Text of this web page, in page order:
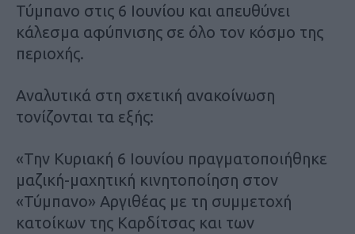
Τύμπανο στις 6 Ιουνίου και απευθύνει
κάλεσμα αφύπνισης σε όλο τον κόσμο της
περιοχής.
Αναλυτικά στη σχετική ανακοίνωση
τονίζονται τα εξής:
«Την Κυριακή 6 Ιουνίου πραγματοποιήθηκε
μαζική-μαχητική κινητοποίηση στον
«Τύμπανο» Αργιθέας με τη συμμετοχή
κατοίκων της Καρδίτσας και των